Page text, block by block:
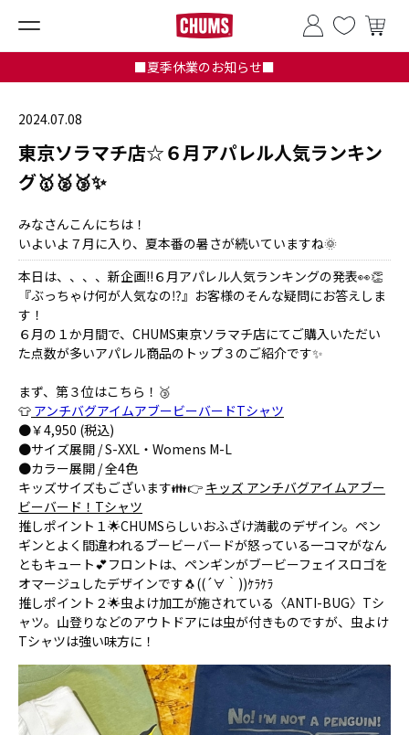
■夏季休業のお知らせ■
2024.07.08
東京ソラマチ店☆６月アパレル人気ランキン
グ🥇🥈🥉✨
みなさんこんにちは！
いよいよ７月に入り、夏本番の暑さが続いていますね🌞
本日は、、、、新企画!!６月アパレル人気ランキングの発表👀👏
『ぶっちゃけ何が人気なの⁉』お客様のそんな疑問にお答えしま
す！
６月の１か月間で、CHUMS東京ソラマチ店にてご購入いただい
た点数が多いアパレル商品のトップ３のご紹介です✨
まず、第３位はこちら！🥉
👕 アンチバグアイムアブービーバードTシャツ
●￥4,950 (税込)
●サイズ展開 / S-XXL・Womens M-L
●カラー展開 / 全4色
キッズサイズもございます👪👉 キッズ アンチバグアイムアブー
ビーバード！Tシャツ
推しポイント１🌟CHUMSらしいおふざけ満載のデザイン。ペン
ギンとよく間違われるブービーバードが怒っている一コマがなん
ともキュート💕フロントは、ペンギンがブービーフェイスロゴを
オマージュしたデザインです🐧((´∀｀))ｹﾗｹﾗ
推しポイント２🌟虫よけ加工が施されている〈ANTI-BUG〉Tシ
ャツ。山登りなどのアウトドアには虫が付きものですが、虫よけ
Tシャツは強い味方に！